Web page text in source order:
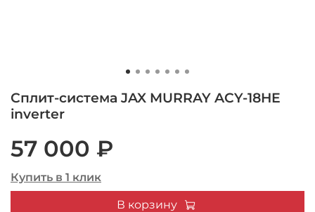
Сплит-система JAX MURRAY ACY-18HE
inverter
57 000 ₽
Купить в 1 клик
В корзину